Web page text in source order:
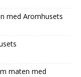
med Aromhusets
maten med